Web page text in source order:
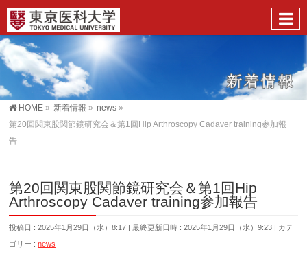
HOME » 新着情報 » news »
第20回関東股関節鏡研究会＆第1回Hip Arthroscopy Cadaver training参加報
告
第20回関東股関節鏡研究会＆第1回Hip
Arthroscopy Cadaver training参加報告
投稿日 : 2025年1月29日（水）8:17 最終更新日時 : 2025年1月29日（水）9:23
カテ
ゴリー :news